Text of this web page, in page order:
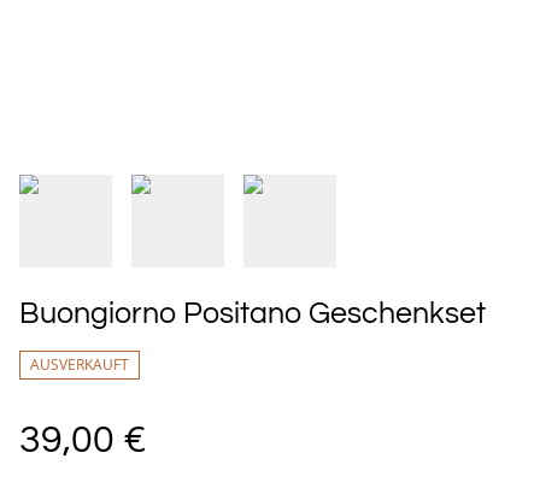
Buongiorno Positano Geschenkset
AUSVERKAUFT
39,00 €